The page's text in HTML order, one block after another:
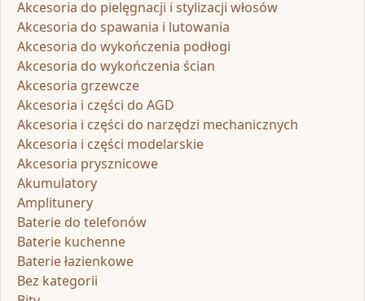
Akcesoria do pielęgnacji i stylizacji włosów
Akcesoria do spawania i lutowania
Akcesoria do wykończenia podłogi
Akcesoria do wykończenia ścian
Akcesoria grzewcze
Akcesoria i części do AGD
Akcesoria i części do narzędzi mechanicznych
Akcesoria i części modelarskie
Akcesoria prysznicowe
Akumulatory
Amplitunery
Baterie do telefonów
Baterie kuchenne
Baterie łazienkowe
Bez kategorii